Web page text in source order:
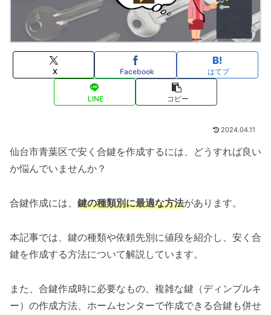
X Facebook はてブ
LINE コピー
2024.04.11
仙台市青葉区で安く合鍵を作成するには、どうすれば良い
か悩んでいませんか？
合鍵作成には、 鍵の種類別に最適な方法があります。
本記事では、鍵の種類や依頼先別に値段を紹介し、安く合
鍵を作成する方法について解説しています。
また、合鍵作成時に必要なもの、複雑な鍵（ディンプルキ
ー）の作成方法、ホームセンターで作成できる合鍵も併せ